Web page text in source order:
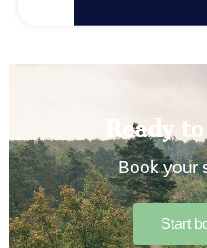
Ready
Book your
Start